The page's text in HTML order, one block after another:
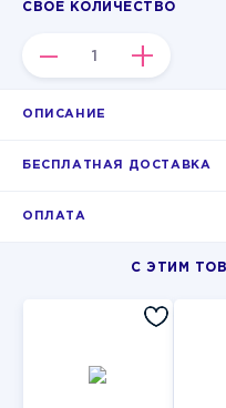
СВОЕ КОЛИЧЕСТВО
– +
ОПИСАНИЕ
БЕСПЛАТНАЯ ДОСТАВКА
ОПЛАТА
С ЭТИМ